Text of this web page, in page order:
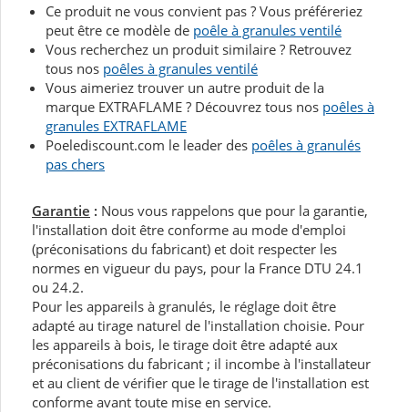
Ce produit ne vous convient pas ? Vous préféreriez
peut être ce modèle de poêle à granules ventilé
Vous recherchez un produit similaire ? Retrouvez
tous nos poêles à granules ventilé
Vous aimeriez trouver un autre produit de la
marque EXTRAFLAME ? Découvrez tous nos poêles à
granules EXTRAFLAME
Poelediscount.com le leader des poêles à granulés
pas chers
Garantie : Nous vous rappelons que pour la garantie,
l'installation doit être conforme au mode d'emploi
(préconisations du fabricant) et doit respecter les
normes en vigueur du pays, pour la France DTU 24.1
ou 24.2.
Pour les appareils à granulés, le réglage doit être
adapté au tirage naturel de l'installation choisie. Pour
les appareils à bois, le tirage doit être adapté aux
préconisations du fabricant ; il incombe à l'installateur
et au client de vérifier que le tirage de l'installation est
conforme avant toute mise en service.